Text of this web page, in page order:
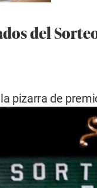
del
pizarra de